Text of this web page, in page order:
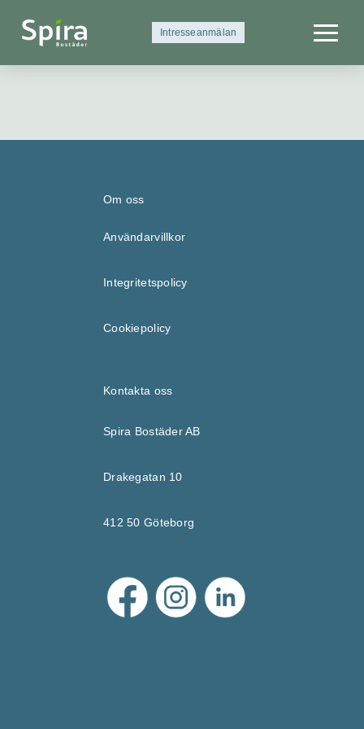
Intresseanmälan
Om oss
Användarvillkor
Integritetspolicy
Cookiepolicy
Kontakta oss
Spira Bostäder AB
Drakegatan 10
412 50 Göteborg